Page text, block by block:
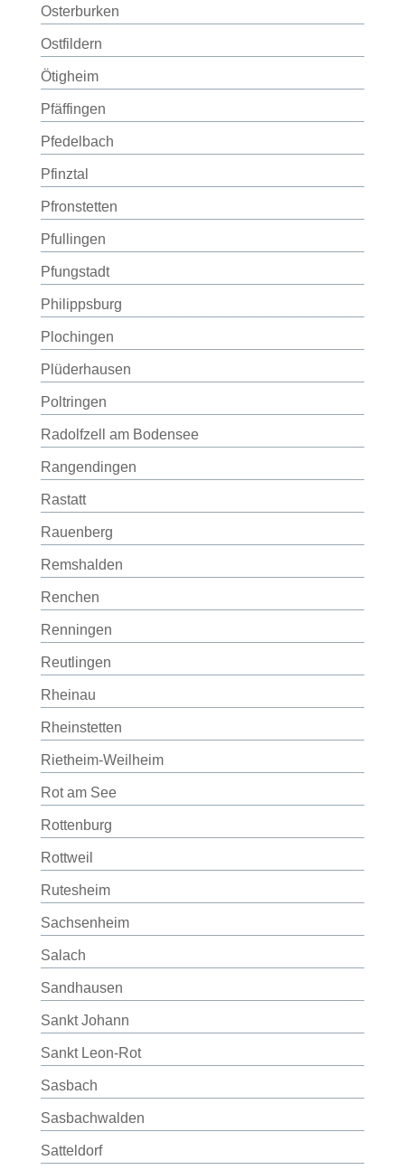
Osterburken
Ostfildern
Ötigheim
Pfäffingen
Pfedelbach
Pfinztal
Pfronstetten
Pfullingen
Pfungstadt
Philippsburg
Plochingen
Plüderhausen
Poltringen
Radolfzell am Bodensee
Rangendingen
Rastatt
Rauenberg
Remshalden
Renchen
Renningen
Reutlingen
Rheinau
Rheinstetten
Rietheim-Weilheim
Rot am See
Rottenburg
Rottweil
Rutesheim
Sachsenheim
Salach
Sandhausen
Sankt Johann
Sankt Leon-Rot
Sasbach
Sasbachwalden
Satteldorf